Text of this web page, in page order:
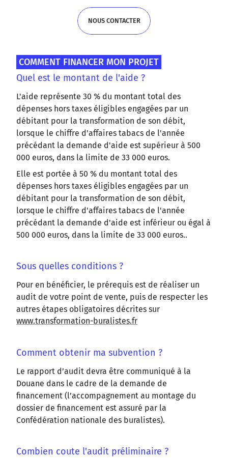
NOUS CONTACTER
COMMENT FINANCER MON PROJET
Quel est le montant de l'aide ?
L'aide représente 30 % du montant total des
dépenses hors taxes éligibles engagées par un
débitant pour la transformation de son débit,
lorsque le chiffre d'affaires tabacs de l'année
précédant la demande d'aide est supérieur à 500
000 euros, dans la limite de 33 000 euros.
Elle est portée à 50 % du montant total des
dépenses hors taxes éligibles engagées par un
débitant pour la transformation de son débit,
lorsque le chiffre d'affaires tabacs de l'année
précédant la demande d'aide est inférieur ou égal à
500 000 euros, dans la limite de 33 000 euros..
Sous quelles conditions ?
Pour en bénéficier, le prérequis est de réaliser un
audit de votre point de vente, puis de respecter les
autres étapes obligatoires décrites sur
www.transformation-buralistes.fr
Comment obtenir ma subvention ?
Le rapport d’audit devra être communiqué à la
Douane dans le cadre de la demande de
financement (l’accompagnement au montage du
dossier de financement est assuré par la
Confédération nationale des buralistes).
Combien coute l'audit préliminaire ?